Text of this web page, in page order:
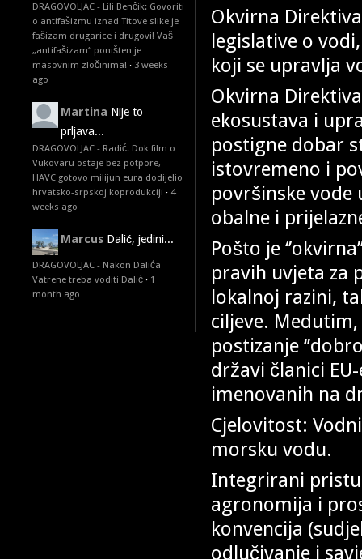
DRAGOVOLJAC - Lili Benčik: Govoriti
o antifašizmu iznad Titove slike je
fašizam drugarice i drugovi! Vaš
„antifašizam“ poništen je
masovnim zločinima! · 3 weeks
ago
Martina Nije to
prljava...
DRAGOVOLJAC - Radić: Dok film o
Vukovaru ostaje bez potpore,
HAVC gotovo milijun eura dodijelio
hrvatsko-srpskoj koprodukciji · 4
weeks ago
Marcus Dalić, jedini...
DRAGOVOLJAC - Nakon Dalića
Vatrene treba voditi Dalić · 1
month ago
Okvirna
legislative o
koji se upravlja
Okvirna
ekosustava i
postigne dobar
istovremeno i
površinske vode
obalne i
Pošto je
pravih uvjeta za
lokalnoj razini,
ciljeve.
postizanje
državi članici
imenovanih na
Cjelovitost:
morsku vodu.
Integrirani
agronomija i
konvencija
odlučivanje i